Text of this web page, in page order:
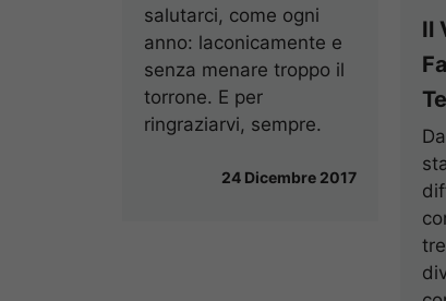
salutarci, come ogni
anno: laconicamente e
senza menare troppo il
torrone. E per
ringraziarvi, sempre.
24 Dicembre 2017
Il